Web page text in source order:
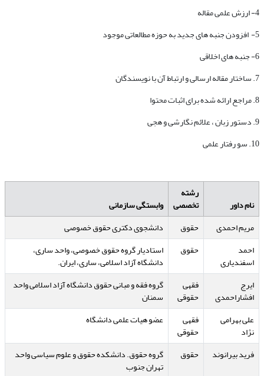
4- ارزش علمی مقاله
5- افزودن جنبه های جدید به حوزه مطالعاتی موجود
6- جنبه های اخلاقی
7. ساختار مقاله ارسالی و ارتباط آن با نویسندگان
8. مراجع ارائه شده برای اثبات محتوا
9. دستور زبان ، علائم نگارشی و هجی
10. سو رفتار علمی
نام داور
رشته
تخصصی
وابستگی سازمانی
مریم احمدی
حقوق
دانشجوی دکتری حقوق خصوصی
احمد
اسفندیاری
حقوق استادیار گروه حقوق خصوصی، واحد ساری،
دانشگاه آزاد اسلامی، ساری، ایران.
ایرج
افشاراحمدی
فقهی
حقوقی
گروه فقه و مبانی حقوق دانشگاه آزاد اسلامی واحد
سمنان
علی بهرامی
نژاد
فقهی
حقوقی
عضو هیات علمی دانشگاه
فرید بیرانوند حقوق گروه حقوق. دانشکده حقوق و علوم سیاسی واحد
تهران جنوب